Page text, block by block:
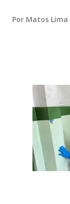
Por Matos Lima